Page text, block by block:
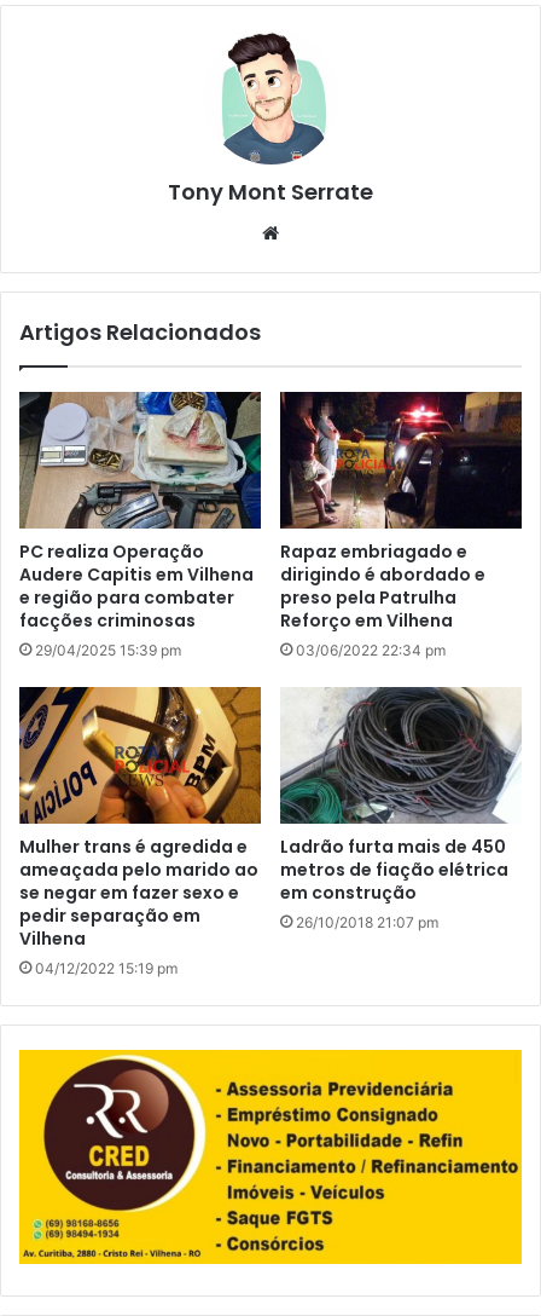
Tony Mont Serrate
te
Artigos Relacionados
PC realiza Operação
Audere Capitis em Vilhena
e região para combater
facções criminosas
29/04/2025 15:39 pm
Rapaz embriagado e
dirigindo é abordado e
preso pela Patrulha
Reforço em Vilhena
03/06/2022 22:34 pm
Mulher trans é agredida e
ameaçada pelo marido ao
se negar em fazer sexo e
pedir separação em
Vilhena
04/12/2022 15:19 pm
Ladrão furta mais de 450
metros de fiação elétrica
em construção
26/10/2018 21:07 pm